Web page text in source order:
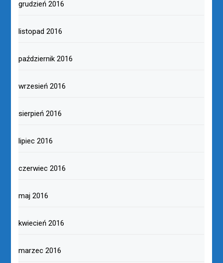
grudzień 2016
listopad 2016
październik 2016
wrzesień 2016
sierpień 2016
lipiec 2016
czerwiec 2016
maj 2016
kwiecień 2016
marzec 2016